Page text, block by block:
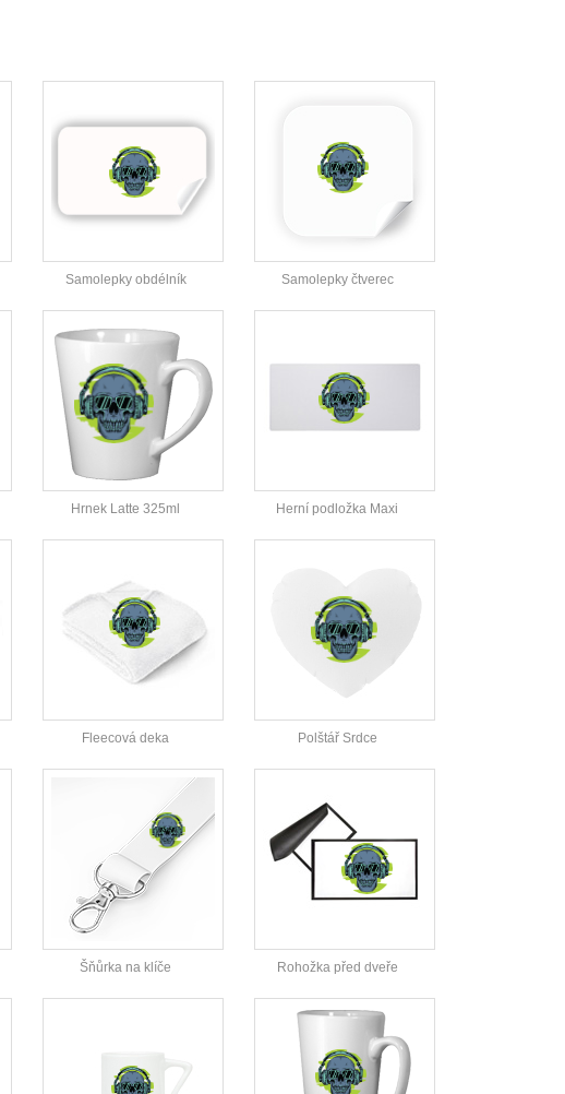
Samolepky obdélník Samolepky čtverec
Hrnek Latte 325ml Herní podložka Maxi
Fleecová deka Polštář Srdce
Šňůrka na klíče Rohožka před dveře